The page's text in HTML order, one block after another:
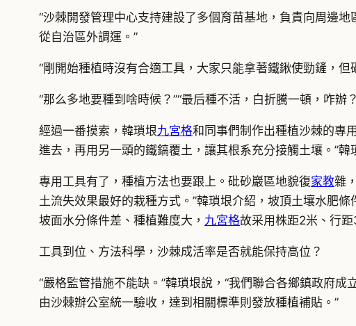
“沙棘開發管理中心支持建設了多個育苗基地，負責向周邊
從自治區外調運。”
“剛開始種植時沒有合適工具，大家只能拿著鐵鍬使勁鏟，
“那么多地要種到啥時候？”“最后種不活，白折騰一頓，咋辦
經過一番摸索，韓瑣垠九宮格和同事們制作出種植沙棘的專
進去，再用另一頭的鐵鎬覆土，讓其根系充分接觸土壤。”
專用工具有了，種植方法也要跟上。砒砂巖區地貌復家教雜
土流失效果最好的栽種方式。”韓瑣垠介紹，坡頂土壤水肥
坡面水分條件差、種植難度大， 九宮格故采用株距2米、行
工具到位、方法科學，沙棘成活率是否就能保持高位？
“嚴格監管措施不能缺。”韓瑣垠說，“我們聯合各鄉鎮政府
由沙棘辦公室統一驗收，達到相關標準則發放種植補貼。”